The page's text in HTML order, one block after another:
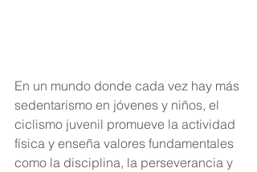
En un mundo donde cada vez hay más
sedentarismo en jóvenes y niños, el
ciclismo juvenil promueve la actividad
física y enseña valores fundamentales
como la disciplina, la perseverancia y